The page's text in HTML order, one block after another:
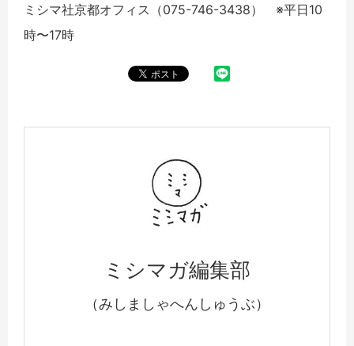
ミシマ社京都オフィス（075-746-3438） ※平日10
時〜17時
ミシマガ編集部
（みしましゃへんしゅうぶ）